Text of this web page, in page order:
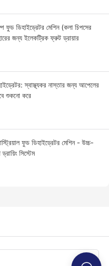
ফুড ডিহাইড্রেটর মেশিন (কলা চিপসের
জন্য ইলেকট্রিক ফ্রুট ড্রায়ার
স্বাস্থ্যকর নাস্তার জন্য আপেলের
শুকনো করে
ফুড ডিহাইড্রেটর মেশিন - উচ্চ-
সিস্টেম